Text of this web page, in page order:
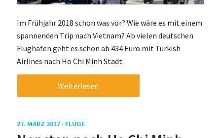
Im Frühjahr 2018 schon was vor? Wie wäre es mit einem
spannenden Trip nach Vietnam? Ab vielen deutschen
Flughäfen geht es schon ab 434 Euro mit Turkish
Airlines nach Ho Chi Minh Stadt.
Weiterlesen
27. MÄRZ 2017 · FLÜGE